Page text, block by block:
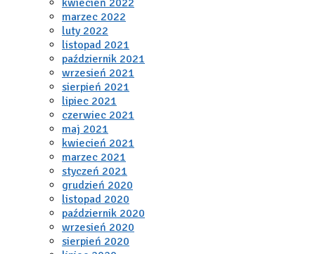
marzec 2022
luty 2022
listopad 2021
październik 2021
wrzesień 2021
sierpień 2021
lipiec 2021
czerwiec 2021
maj 2021
kwiecień 2021
marzec 2021
styczeń 2021
grudzień 2020
listopad 2020
październik 2020
wrzesień 2020
sierpień 2020